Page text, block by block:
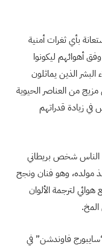
بأي ثغرات أمنية
أهوائهم ليكونوا
الذين يماثلون
من العناصر الحيوية
في زيادة قدراتهم
الناس شخص بريطاني
مولده، وهو فنان ونجح
لترجمة الألوان
المخ.
فاوندشن” في